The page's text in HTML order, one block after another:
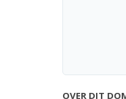
OVER DIT